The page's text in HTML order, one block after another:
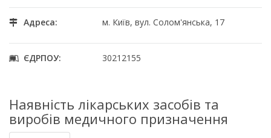
Адреса: м. Київ, вул. Солом'янська, 17
ЄДРПОУ: 30212155
Наявність лікарських засобів та
виробів медичного призначення